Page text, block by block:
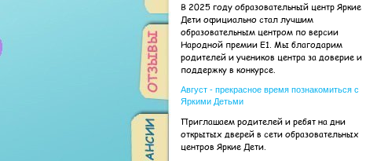
В 2025 году образовательный центр Яркие
Дети официально стал лучшим
образовательным центром по версии
Народной премии Е1. Мы благодарим
родителей и учеников центра за доверие и
поддержку в конкурсе.
Август - прекрасное время познакомиться с
Яркими Детьми
Приглашаем родителей и ребят на дни
открытых дверей в сети образовательных
центров Яркие Дети.